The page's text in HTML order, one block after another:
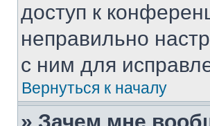
доступ к
неправильно
с ним для
Вернуться к началу